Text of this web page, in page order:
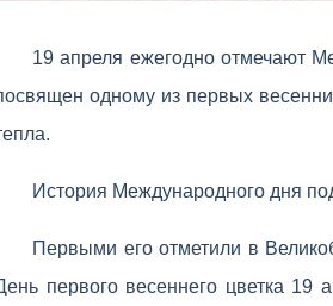
19 апреля ежегодно отмечают
одному из первых
История Международного дня
Первыми его отметили в
первого весеннего цветка 19